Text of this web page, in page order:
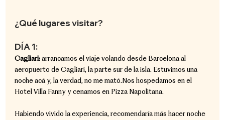
¿Qué lugares visitar?
DÍA 1:
Cagliari: arrancamos el viaje volando desde Barcelona al
aeropuerto de Cagliari, la parte sur de la isla. Estuvimos una
noche acá y, la verdad, no me mató.Nos hospedamos en el
Hotel Villa Fanny y cenamos en Pizza Napolitana.
Habiendo vivido la experiencia, recomendaría más hacer noche